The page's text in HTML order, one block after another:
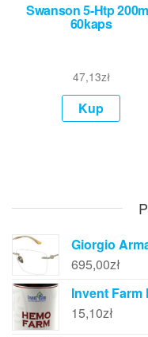
Swanson 5-Htp
60kaps
47,13zł
Kup
Giorgio
695,00zł
Invent Farm
15,10zł